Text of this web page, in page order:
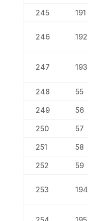
245 191
246 192
247 193
248 55
249 56
250 57
251 58
252 59
253 194